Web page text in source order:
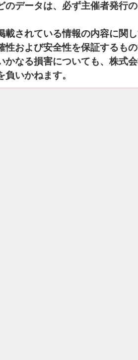
のデータは、必ず主催者発行
載されている情報の内容に関
性および安全性を保証するも
かなる損害についても、株式
いかねます。